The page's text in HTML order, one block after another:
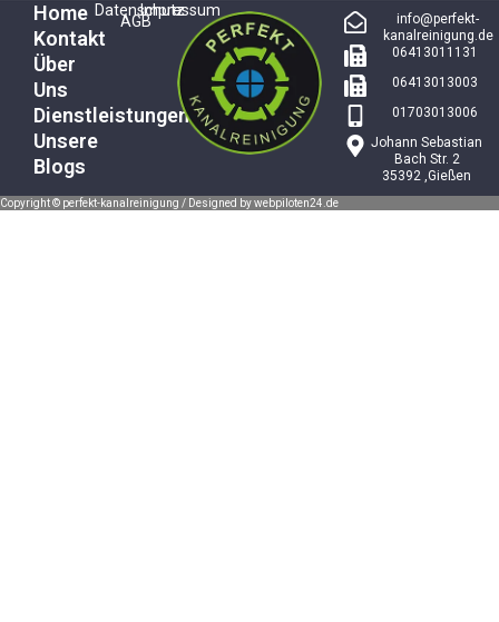
Home
Kontakt
Über
Uns
Dienstleistungen
Unsere
Blogs
Datenschutz
AGB
Impressum
info@perfekt-
kanalreinigung.de
06413011131
06413013003
01703013006
Johann Sebastian
Bach Str. 2
35392 ,Gießen
Copyright © perfekt-kanalreinigung / Designed by webpiloten24.de